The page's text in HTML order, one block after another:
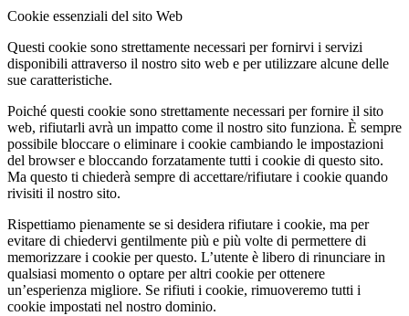
Cookie essenziali del sito Web
Questi cookie sono strettamente necessari per fornirvi i servizi
disponibili attraverso il nostro sito web e per utilizzare alcune delle
sue caratteristiche.
Poiché questi cookie sono strettamente necessari per fornire il sito
web, rifiutarli avrà un impatto come il nostro sito funziona. È sempre
possibile bloccare o eliminare i cookie cambiando le impostazioni
del browser e bloccando forzatamente tutti i cookie di questo sito.
Ma questo ti chiederà sempre di accettare/rifiutare i cookie quando
rivisiti il nostro sito.
Rispettiamo pienamente se si desidera rifiutare i cookie, ma per
evitare di chiedervi gentilmente più e più volte di permettere di
memorizzare i cookie per questo. L’utente è libero di rinunciare in
qualsiasi momento o optare per altri cookie per ottenere
un’esperienza migliore. Se rifiuti i cookie, rimuoveremo tutti i
cookie impostati nel nostro dominio.